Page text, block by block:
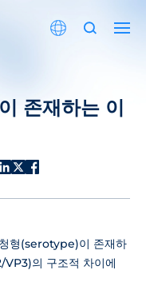
존재하는 이
형(serotype)이 존재하
VP3)의 구조적 차이에